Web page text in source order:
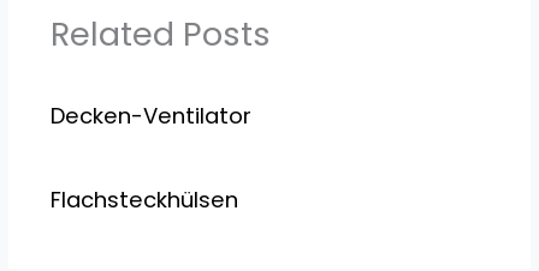
Related Posts
Decken-Ventilator
Flachsteckhülsen